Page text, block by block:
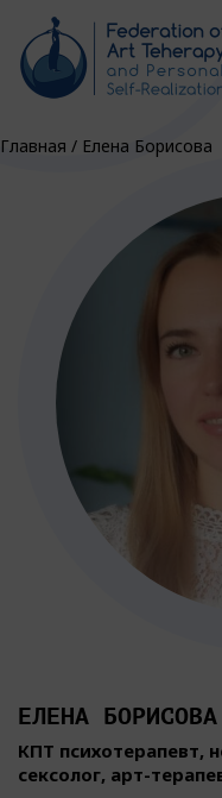
Главная / Елена Борисова
ЕЛЕНА БОРИСОВА
КПТ психотерапевт,
сексолог, арт-